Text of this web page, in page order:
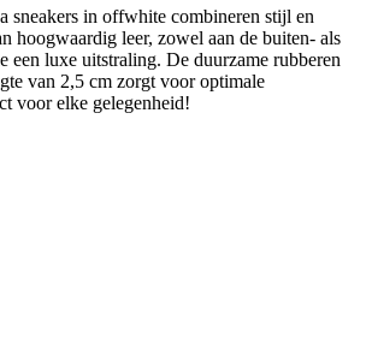
sneakers in offwhite combineren stijl en
hoogwaardig leer, zowel aan de buiten- als
een luxe uitstraling. De duurzame rubberen
van 2,5 cm zorgt voor optimale
voor elke gelegenheid!